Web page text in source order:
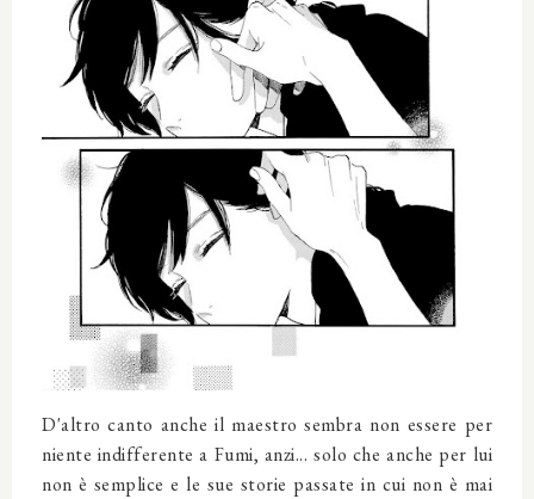
D'altro canto anche il maestro sembra non essere per
niente indifferente a Fumi, anzi... solo che anche per lui
non è semplice e le sue storie passate in cui non è mai